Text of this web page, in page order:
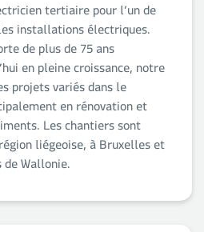
tertiaire pour l’un de
installations électriques.
de plus de 75 ans
en pleine croissance, notre
projets variés dans le
en rénovation et
Les chantiers sont
liégeoise, à Bruxelles et
Wallonie.